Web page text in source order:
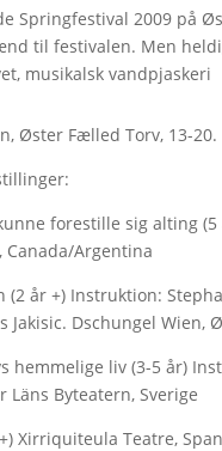
Springfestival 2009 på
til festivalen. Men
musikalsk vandpjaskeri
Øster Fælled Torv, 13-20.
forestille sig alting
Canada/Argentina
(2 år +) Instruktion:
Jakisic. Dschungel Wien,
hemmelige liv (3-5 år)
Läns Byteatern, Sverige
Xirriquiteula Teatre,